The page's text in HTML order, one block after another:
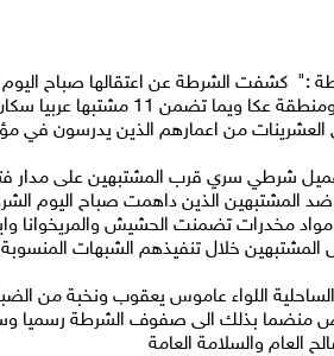
العربي واليهودي سكان حيفا والكريوت
العشرينات من اعمارهم الذين يدرسون في
شرطي سري قرب المشتبهين على مدار
المشتبهين الذين داهمت صباح اليوم
المشتبهين خلال تنفيذهم الشبهات
اللواء عاموس يعقوپ ونخبة من
منضما بذلك الى صفوف الشرطة رسميا
العام والسلامة العامة